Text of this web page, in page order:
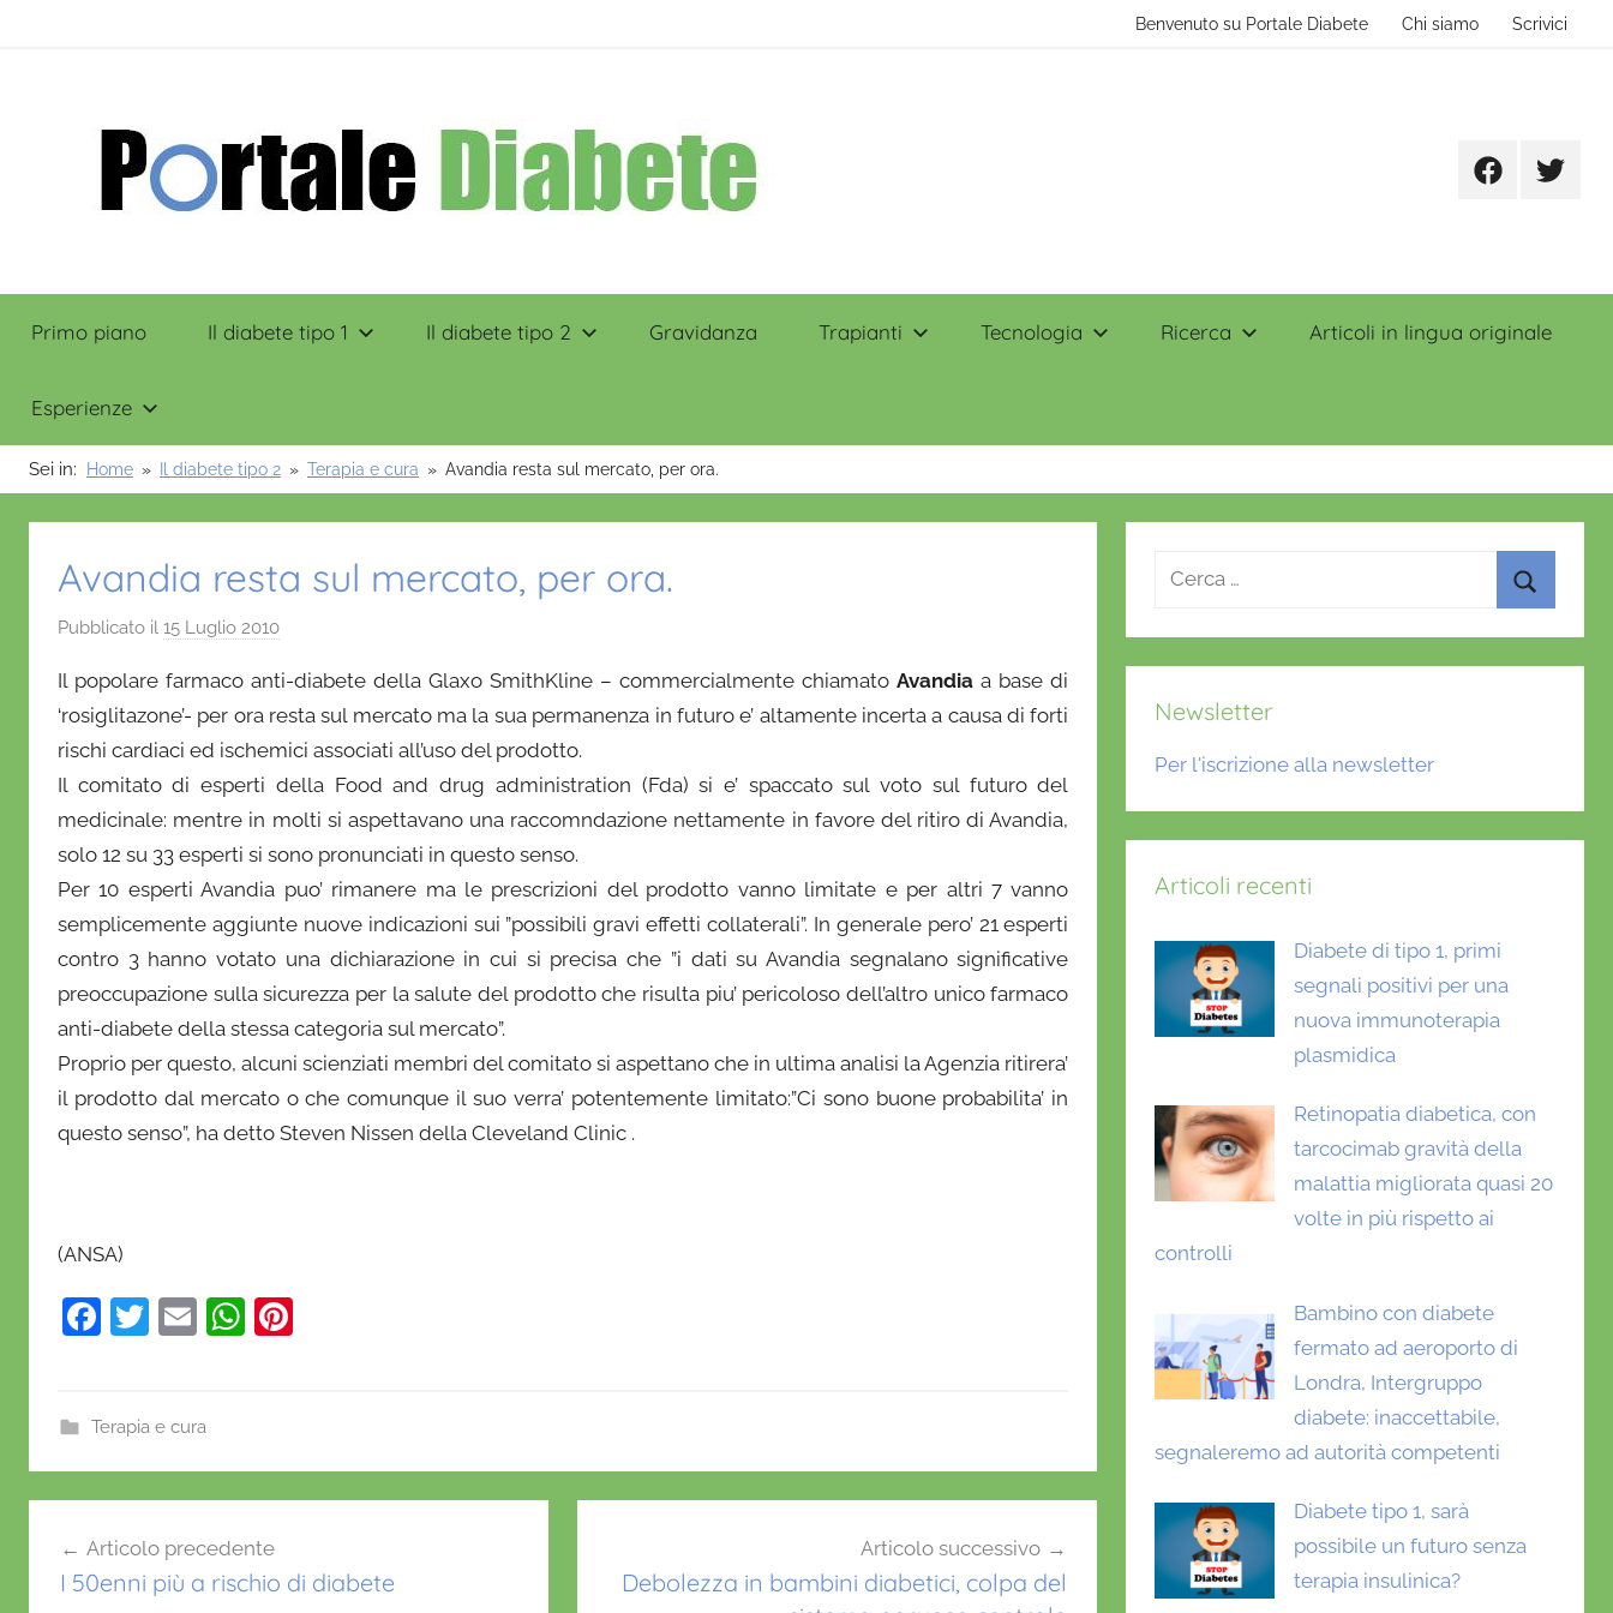
Benvenuto su Portale Diabete Chi siamo Scrivici
Portale
Diabete
FacebookTwitter
Primo piano Il diabete tipo 1 Il diabete tipo 2 Gravidanza Trapianti Tecnologia Ricerca Articoli in lingua originale
Esperienze
Sei in: Home Il diabete tipo 2 Terapia e cura Avandia resta sul mercato, per ora.
Avandia resta sul mercato, per ora.
Pubblicato il 15 Luglio 2010
D
a
n
i
e
l
O
n
o
f
i
Il popolare farmaco anti-diabete della Glaxo SmithKline – commercialmente chiamatoAvandia a base di
‘rosiglitazone’- per ora resta sul mercato ma la sua permanenza in futuro e’ altamente incerta a causa di forti
rischi cardiaci ed ischemici associati all’uso del prodotto.
Il comitato di esperti della Food and drug administration (Fda) si e’ spaccato sul voto sul futuro del
medicinale: mentre in molti si aspettavano una raccomndazione nettamente in favore del ritiro di Avandia,
solo 12 su 33 esperti si sono pronunciati in questo senso.
Per 10 esperti Avandia puo’ rimanere ma le prescrizioni del prodotto vanno limitate e per altri 7 vanno
semplicemente aggiunte nuove indicazioni sui ”possibili gravi effetti collaterali”. In generale pero’ 21 esperti
contro 3 hanno votato una dichiarazione in cui si precisa che ”i dati su Avandia segnalano significative
preoccupazione sulla sicurezza per la salute del prodotto che risulta piu’ pericoloso dell’altro unico farmaco
anti-diabete della stessa categoria sul mercato”.
Proprio per questo, alcuni scienziati membri del comitato si aspettano che in ultima analisi la Agenzia ritirera’
il prodotto dal mercato o che comunque il suo verra’ potentemente limitato:”Ci sono buone probabilita’ in
questo senso”, ha detto Steven Nissen della Cleveland Clinic .
(ANSA)
F
e
b
o
o
k
T
er
E
l
W
A
p
p
st
Terapia e cura
articoli
Articolo precedente
I 50enni più a rischio di diabete
Articolo successivo
Debolezza in bambini diabetici, colpa del
Ricerca
Newsletter
Per l'iscrizione alla newsletter
Articoli recenti
Diabete di tipo 1, primi
segnali positivi per una
nuova immunoterapia
plasmidica
Retinopatia diabetica, con
tarcocimab gravità della
malattia migliorata quasi 20
volte in più rispetto ai
controlli
Bambino con diabete
fermato ad aeroporto di
Londra, Intergruppo
diabete: inaccettabile,
segnaleremo ad autorità competenti
Diabete tipo 1, sarà
possibile un futuro senza
terapia insulinica?